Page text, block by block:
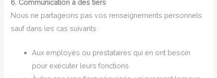
6. Communication à des tiers
Nous ne partageons pas vos renseignements personnels
sauf dans les cas suivants :
Aux employés ou prestataires qui en ont besoin
pour exécuter leurs fonctions